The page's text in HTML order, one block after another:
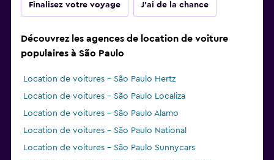
Finalisez votre voyage J'ai de la chance
Découvrez les agences de location de voiture
populaires à São Paulo
Location de voitures - São Paulo Hertz
Location de voitures - São Paulo Localiza
Location de voitures - São Paulo Alamo
Location de voitures - São Paulo National
Location de voitures - São Paulo Sunnycars